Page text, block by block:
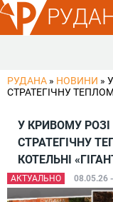
РУДАНА » НОВИНИ »
СТРАТЕГІЧНУ
У КРИВОМУ
СТРАТЕГІЧНУ
КОТЕЛЬНІ
АКТУАЛЬНО 08.05.26 -